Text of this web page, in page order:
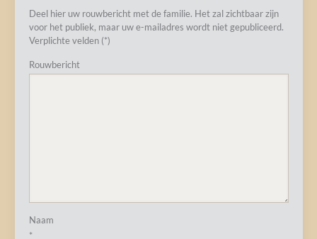
Deel hier uw rouwbericht met de familie. Het zal zichtbaar zijn
voor het publiek, maar uw e-mailadres wordt niet gepubliceerd.
Verplichte velden (*)
Rouwbericht
Naam
*